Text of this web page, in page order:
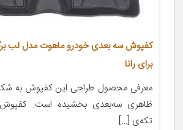
کفپوش سه بعدی خودرو ماهوت مدل لب
برای رانا
معرفی محصول طراحی این کفپوش به
ظاهری سه‌بعدی بخشیده است.
تکه‌ی […]